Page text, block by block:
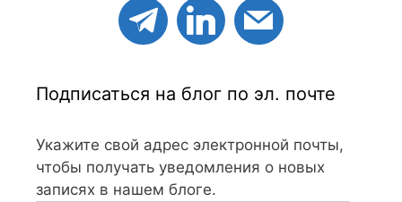
Подписаться на блог по эл. почте
Укажите свой адрес электронной почты,
чтобы получать уведомления о новых
записях в нашем блоге.